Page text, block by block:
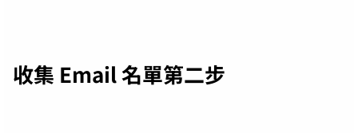
收集 Email 名單第二步